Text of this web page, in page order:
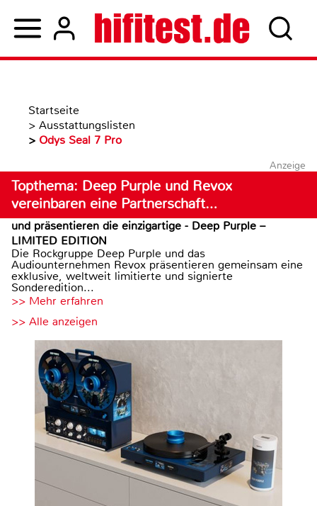
Startseite
> Ausstattungslisten
> Odys Seal 7 Pro
Anzeige
Topthema: Deep Purple und Revox
vereinbaren eine Partnerschaft…
und präsentieren die einzigartige - Deep Purple –
LIMITED EDITION
Die Rockgruppe Deep Purple und das
Audiounternehmen Revox präsentieren gemeinsam eine
exklusive, weltweit limitierte und signierte
Sonderedition...
>> Mehr erfahren
>> Alle anzeigen